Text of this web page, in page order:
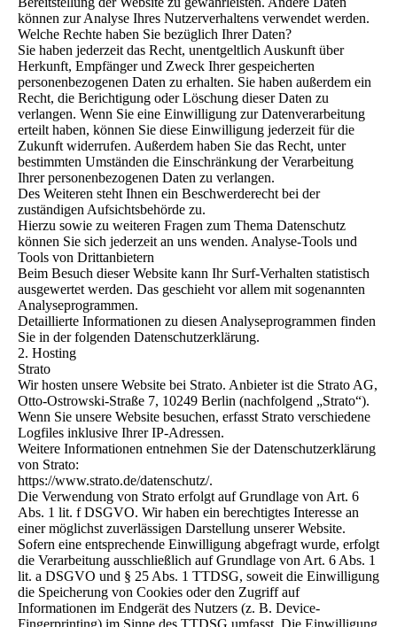
können zur Analyse Ihres Nutzerverhaltens verwendet werden.
Welche Rechte haben Sie bezüglich Ihrer Daten?
Sie haben jederzeit das Recht, unentgeltlich Auskunft über
Herkunft, Empfänger und Zweck Ihrer gespeicherten
personenbezogenen Daten zu erhalten. Sie haben außerdem ein
Recht, die Berichtigung oder Löschung dieser Daten zu
verlangen. Wenn Sie eine Einwilligung zur Datenverarbeitung
erteilt haben, können Sie diese Einwilligung jederzeit für die
Zukunft widerrufen. Außerdem haben Sie das Recht, unter
bestimmten Umständen die Einschränkung der Verarbeitung
Ihrer personenbezogenen Daten zu verlangen.
Des Weiteren steht Ihnen ein Beschwerderecht bei der
zuständigen Aufsichtsbehörde zu.
Hierzu sowie zu weiteren Fragen zum Thema Datenschutz
können Sie sich jederzeit an uns wenden. Analyse-Tools und
Tools von Drittanbietern
Beim Besuch dieser Website kann Ihr Surf-Verhalten statistisch
ausgewertet werden. Das geschieht vor allem mit sogenannten
Analyseprogrammen.
Detaillierte Informationen zu diesen Analyseprogrammen finden
Sie in der folgenden Datenschutzerklärung.
2. Hosting
Strato
Wir hosten unsere Website bei Strato. Anbieter ist die Strato AG,
Otto-Ostrowski-Straße 7, 10249 Berlin (nachfolgend „Strato“).
Wenn Sie unsere Website besuchen, erfasst Strato verschiedene
Logfiles inklusive Ihrer IP-Adressen.
Weitere Informationen entnehmen Sie der Datenschutzerklärung
von Strato:
https://www.strato.de/datenschutz/.
Die Verwendung von Strato erfolgt auf Grundlage von Art. 6
Abs. 1 lit. f DSGVO. Wir haben ein berechtigtes Interesse an
einer möglichst zuverlässigen Darstellung unserer Website.
Sofern eine entsprechende Einwilligung abgefragt wurde, erfolgt
die Verarbeitung ausschließlich auf Grundlage von Art. 6 Abs. 1
lit. a DSGVO und § 25 Abs. 1 TTDSG, soweit die Einwilligung
die Speicherung von Cookies oder den Zugriff auf
Informationen im Endgerät des Nutzers (z. B. Device-
Fingerprinting) im Sinne des TTDSG umfasst. Die Einwilligung